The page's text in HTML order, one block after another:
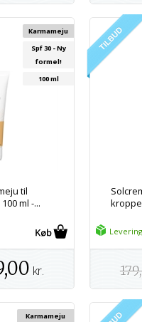
til
ml -...
Karmameju
Spf 30 - Ny
formel!
100 ml
kr.
Karmameju